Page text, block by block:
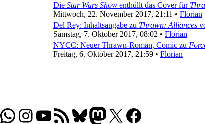
Die Star Wars Show enthüllt das Cover für
Mittwoch, 22. November 2017, 21:11 • Florian
Del Rey: Inhaltsangabe zu Thrawn: Alliances
Samstag, 7. Oktober 2017, 08:02 • Florian
NYCC: Neuer Thrawn-Roman, Comic zu
Freitag, 6. Oktober 2017, 21:59 • Florian
WhatsApp
Folgt uns auf Instagram
Besucht unseren YouTube-Kanal
RSS-FeedBluesky
Folgt uns auf Mastodon
X Folgt uns auf Facebook